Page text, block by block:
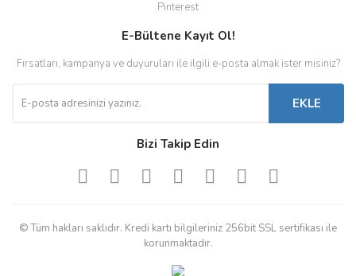
Pinterest
E-Bültene Kayıt Ol!
Fırsatları, kampanya ve duyuruları ile ilgili e-posta almak ister misiniz?
EKLE
Bizi Takip Edin
© Tüm hakları saklıdır. Kredi kartı bilgileriniz 256bit SSL sertifikası ile
korunmaktadır.